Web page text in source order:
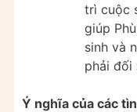
trì cuộc
giúp
sinh và
phải đối
Ý nghĩa của các